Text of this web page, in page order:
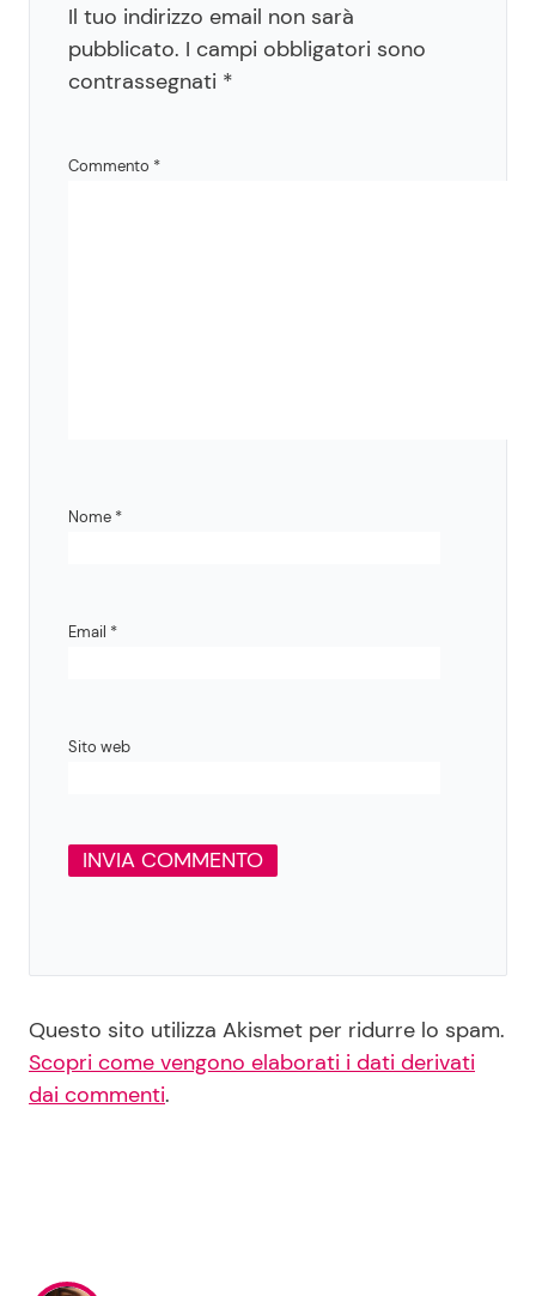
Il tuo indirizzo email non sarà
pubblicato. I campi obbligatori sono
contrassegnati *
Commento *
Nome *
Email *
Sito web
Questo sito utilizza Akismet per ridurre lo spam.
Scopri come vengono elaborati i dati derivati
dai commenti.